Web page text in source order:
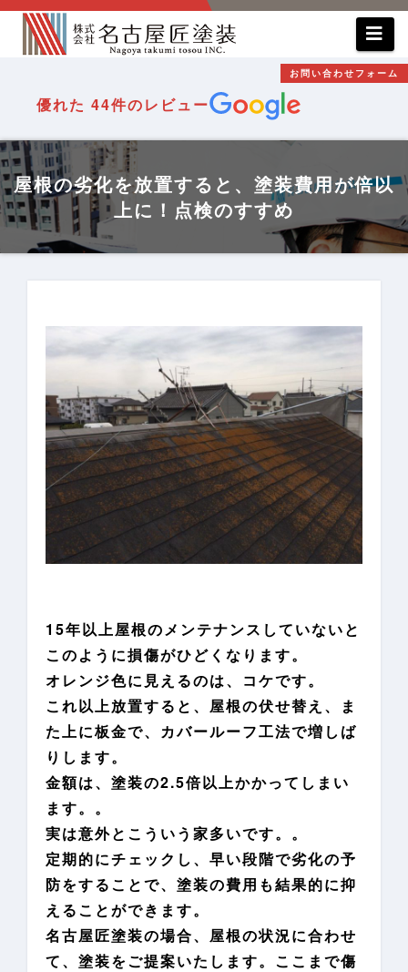
コ
へ
ス
キ
ッ
お問い合わせフォーム
優れた 44件のレビュー
屋根の劣化を放置すると、塗装費用が倍以
上に！点検のすすめ
15年以上屋根のメンテナンスしていないと
このように損傷がひどくなります。
オレンジ色に見えるのは、コケです。
これ以上放置すると、屋根の伏せ替え、ま
た上に板金で、カバールーフ工法で増しば
りします。
金額は、塗装の2.5倍以上かかってしまい
ます。。
実は意外とこういう家多いです。。
定期的にチェックし、 早い段階で劣化の予
防をすることで、塗装の費用も結果的に抑
えることができます。
名古屋匠塗装の場合、屋根の状況に合わせ
て、塗装をご提案いたします。ここまで傷